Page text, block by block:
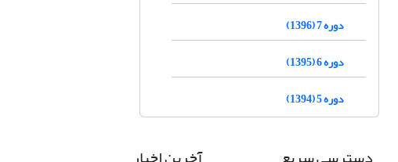
دوره 7 (1396)
دوره 6 (1395)
دوره 5 (1394)